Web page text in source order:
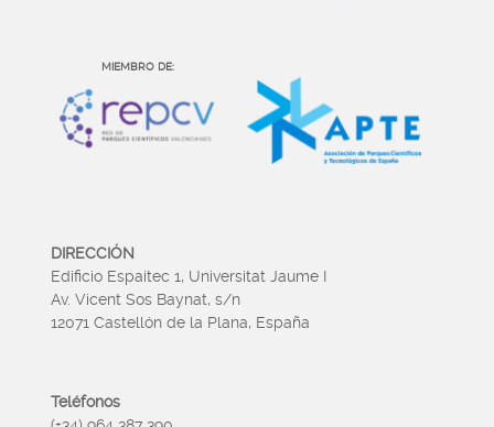
MIEMBRO DE:
DIRECCIÓN
Edificio Espaitec 1, Universitat Jaume I
Av. Vicent Sos Baynat, s/n
12071 Castellón de la Plana, España
Teléfonos